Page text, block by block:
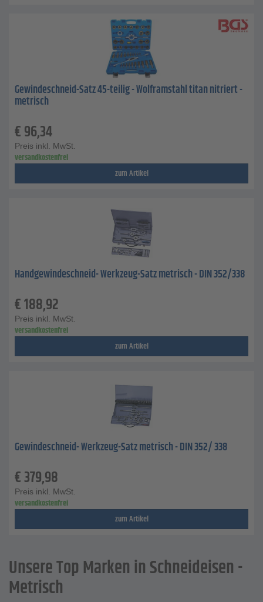
Gewindeschneid-Satz 45-teilig - Wolframstahl titan nitriert -
metrisch
€96,34
Preis inkl. MwSt.
versandkostenfrei
zum Artikel
Handgewindeschneid- Werkzeug-Satz metrisch - DIN 352/338
€188,92
Preis inkl. MwSt.
versandkostenfrei
zum Artikel
Gewindeschneid- Werkzeug-Satz metrisch - DIN 352/ 338
€379,98
Preis inkl. MwSt.
versandkostenfrei
zum Artikel
Unsere Top Marken in Schneideisen -
Metrisch